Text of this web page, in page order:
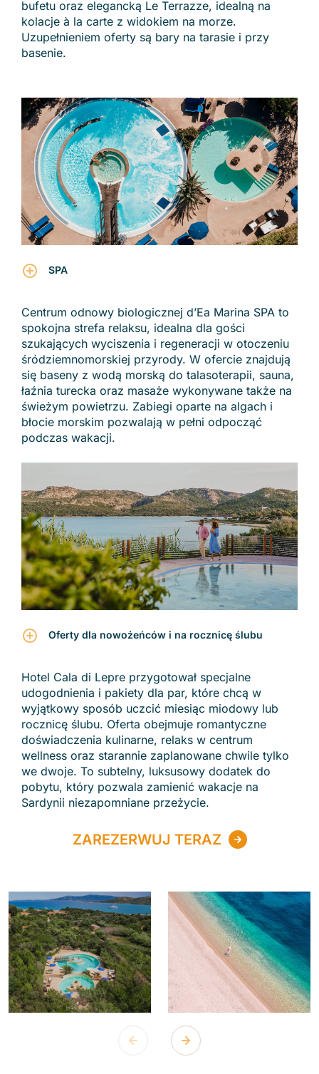
bufetu oraz elegancką Le Terrazze, idealną na
kolacje à la carte z widokiem na morze.
Uzupełnieniem oferty są bary na tarasie i przy
basenie.
SPA
Centrum odnowy biologicznej d’Ea Marina SPA to
spokojna strefa relaksu, idealna dla gości
szukających wyciszenia i regeneracji w otoczeniu
śródziemnomorskiej przyrody. W ofercie znajdują
się baseny z wodą morską do talasoterapii, sauna,
łaźnia turecka oraz masaże wykonywane także na
świeżym powietrzu. Zabiegi oparte na algach i
błocie morskim pozwalają w pełni odpocząć
podczas wakacji.
Oferty dla nowożeńców i na rocznicę ślubu
Hotel Cala di Lepre przygotował specjalne
udogodnienia i pakiety dla par, które chcą w
wyjątkowy sposób uczcić miesiąc miodowy lub
rocznicę ślubu. Oferta obejmuje romantyczne
doświadczenia kulinarne, relaks w centrum
wellness oraz starannie zaplanowane chwile tylko
we dwoje. To subtelny, luksusowy dodatek do
pobytu, który pozwala zamienić wakacje na
Sardynii niezapomniane przeżycie.
ZAREZERWUJ TERAZ